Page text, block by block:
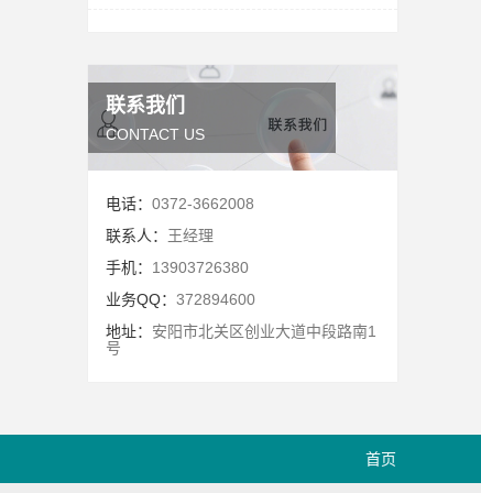
联系我们
CONTACT US
电话： 0372-3662008
联系人： 王经理
手机： 13903726380
业务QQ： 372894600
地址： 安阳市北关区创业大道中段路南1
号
首页